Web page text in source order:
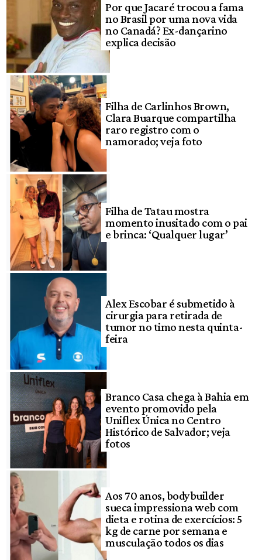
Por que Jacaré trocou a fama
no Brasil por uma nova vida
no Canadá? Ex-dançarino
explica decisão
Filha de Carlinhos Brown,
Clara Buarque compartilha
raro registro com o
namorado; veja foto
Filha de Tatau mostra
momento inusitado com o pai
e brinca: ‘Qualquer lugar’
Alex Escobar é submetido à
cirurgia para retirada de
tumor no timo nesta quinta-
feira
Branco Casa chega à Bahia em
evento promovido pela
Uniflex Única no Centro
Histórico de Salvador; veja
fotos
Aos 70 anos, bodybuilder
sueca impressiona web com
dieta e rotina de exercícios: 5
kg de carne por semana e
musculação todos os dias